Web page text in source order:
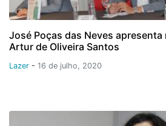
José Poças das Neves
Artur de Oliveira Santos
Lazer - 16 de julho, 2020